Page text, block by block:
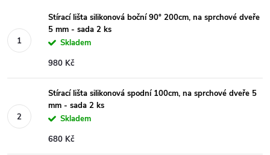
Stírací lišta silikonová boční 90° 200cm, na sprchové dveře
5 mm - sada 2 ks
Skladem
980 Kč
Stírací lišta silikonová spodní 100cm, na sprchové dveře 5
mm - sada 2 ks
Skladem
680 Kč